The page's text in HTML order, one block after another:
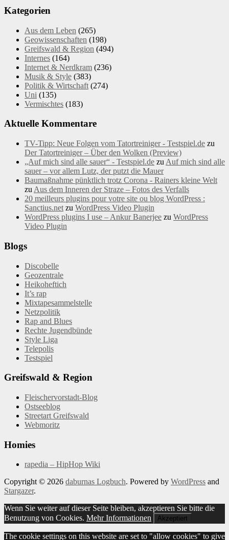
Kategorien
Aus dem Leben (265)
Geowissenschaften (198)
Greifswald & Region (494)
Internes (164)
Internet & Nerdkram (236)
Musik & Style (383)
Politik & Wirtschaft (274)
Uni (135)
Vermischtes (183)
Aktuelle Kommentare
TV-Tipp: Neue Folgen vom Tatortreiniger - Testspiel.de zu
Der Tatortreiniger – Über den Wolken (Preview)
„Auf mich sind alle sauer“ - Testspiel.de zu Auf mich sind alle
sauer – vor allem Lutz, der putzt die Mauer
Baumaßnahme pünktlich trotz Corona - Rainers kleine Welt
zu Aus dem Inneren der Straze – Fotos des Verfalls
20 meilleurs plugins pour votre site ou blog WordPress :
Sanctius.net zu WordPress Video Plugin
WordPress plugins I use – Ankur Banerjee zu WordPress
Video Plugin
Blogs
Discobelle
Geozentrale
Heikoheftich
It’s rap
Mixtapesammelstelle
Netzpolitik
Rap and Blues
Rechte Jugendbünde
Style Liga
Telepolis
Testspiel
Greifswald & Region
Fleischervorstadt-Blog
Ostseeblog
Streetart Greifswald
Webmoritz
Homies
rapedia – HipHop Wiki
Copyright © 2026 daburnas Logbuch. Powered by WordPress and
Stargazer.
Wenn Sie weiter auf dieser Seite bleiben, akzeptieren Sie bitte die
Benutzung von Cookies. Mehr Informationen Akzeptiert
The cookie settings on this website are set to "allow cookies" to give